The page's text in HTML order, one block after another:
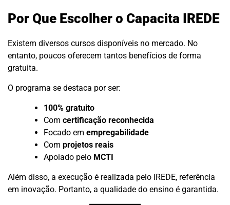
Por Que Escolher o Capacita IREDE
Existem diversos cursos disponíveis no mercado. No
entanto, poucos oferecem tantos benefícios de forma
gratuita.
O programa se destaca por ser:
100% gratuito
Com certificação reconhecida
Focado em empregabilidade
Com projetos reais
Apoiado pelo MCTI
Além disso, a execução é realizada pelo IREDE, referência
em inovação. Portanto, a qualidade do ensino é garantida.